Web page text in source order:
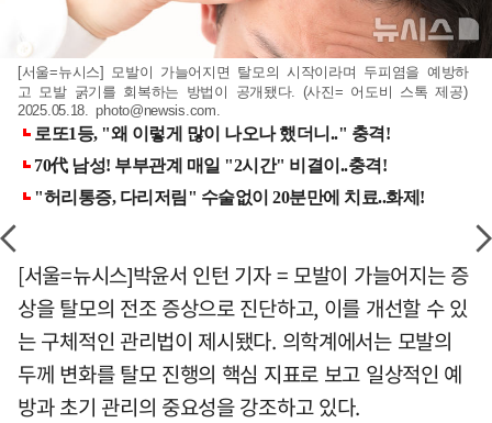
[서울=뉴시스] 모발이 가늘어지면 탈모의 시작이라며 두피염을 예방하
고 모발 굵기를 회복하는 방법이 공개됐다. (사진= 어도비 스톡 제공)
2025.05.18.photo@newsis.com
[서울=뉴시스]박윤서 인턴 기자 = 모발이 가늘어지는 증
상을 탈모의 전조 증상으로 진단하고, 이를 개선할 수 있
는 구체적인 관리법이 제시됐다. 의학계에서는 모발의
두께 변화를 탈모 진행의 핵심 지표로 보고 일상적인 예
방과 초기 관리의 중요성을 강조하고 있다.